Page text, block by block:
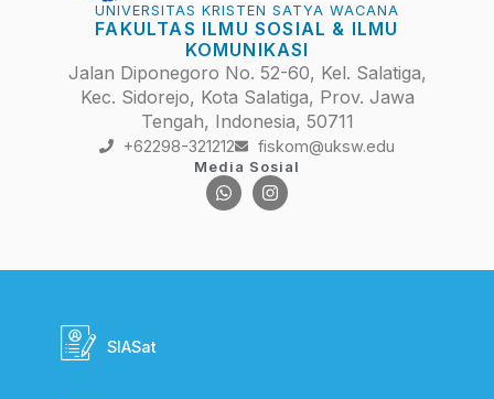
UNIVERSITAS KRISTEN SATYA WACANA
FAKULTAS ILMU SOSIAL & ILMU
KOMUNIKASI
Jalan Diponegoro No. 52-60, Kel. Salatiga,
Kec. Sidorejo, Kota Salatiga, Prov. Jawa
Tengah, Indonesia, 50711
+62298-321212 fiskom@uksw.edu
Media Sosial
SIASat